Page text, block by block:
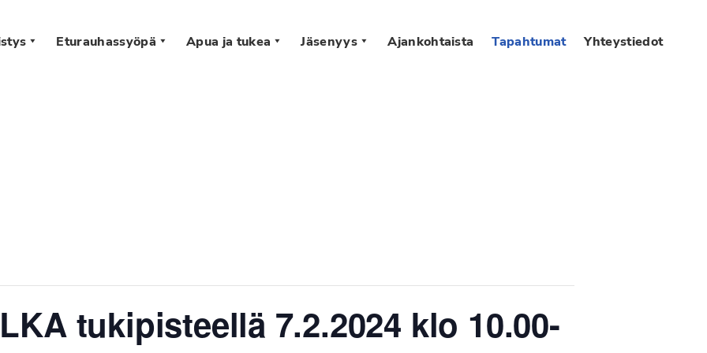
Eturauhassyöpä Apua ja tukea Jäsenyys Ajankohtaista Tapahtumat Yhteystiedot
tukipisteellä 7.2.2024 klo 10.00-